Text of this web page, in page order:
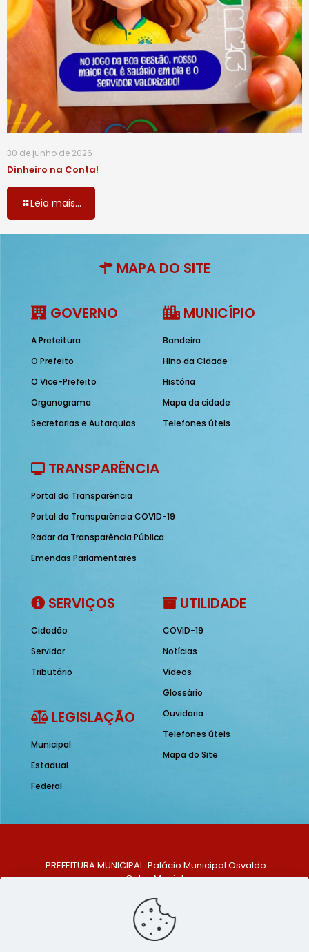
30 de junho de 2026
Dinheiro na Conta!
Leia mais...
MAPA DO SITE
GOVERNO
A Prefeitura
O Prefeito
O Vice-Prefeito
Organograma
Secretarias e Autarquias
MUNICÍPIO
Bandeira
Hino da Cidade
História
Mapa da cidade
Telefones úteis
TRANSPARÊNCIA
Portal da Transparência
Portal da Transparência COVID-19
Radar da Transparência Pública
Emendas Parlamentares
SERVIÇOS
Cidadão
Servidor
Tributário
LEGISLAÇÃO
Municipal
Estadual
Federal
UTILIDADE
COVID-19
Notícias
Vídeos
Glossário
Ouvidoria
Telefones úteis
Mapa do Site
PREFEITURA MUNICIPAL: Palácio Municipal Osvaldo
Celso Maciel
Centro, São Bento do Una - PE. CEP: 553370-128
TELEFONE: (81) 99548-1569
E-MAIL: ouvidoria@saobentodouna.pe.gov.br